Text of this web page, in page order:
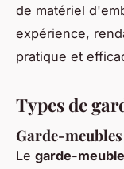
de matériel
expérience,
pratique et
Types de
Garde-
Le garde-